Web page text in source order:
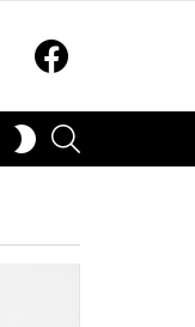
SWITCH
SKIN